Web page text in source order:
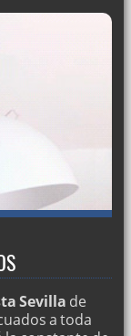
Sevilla de
a toda